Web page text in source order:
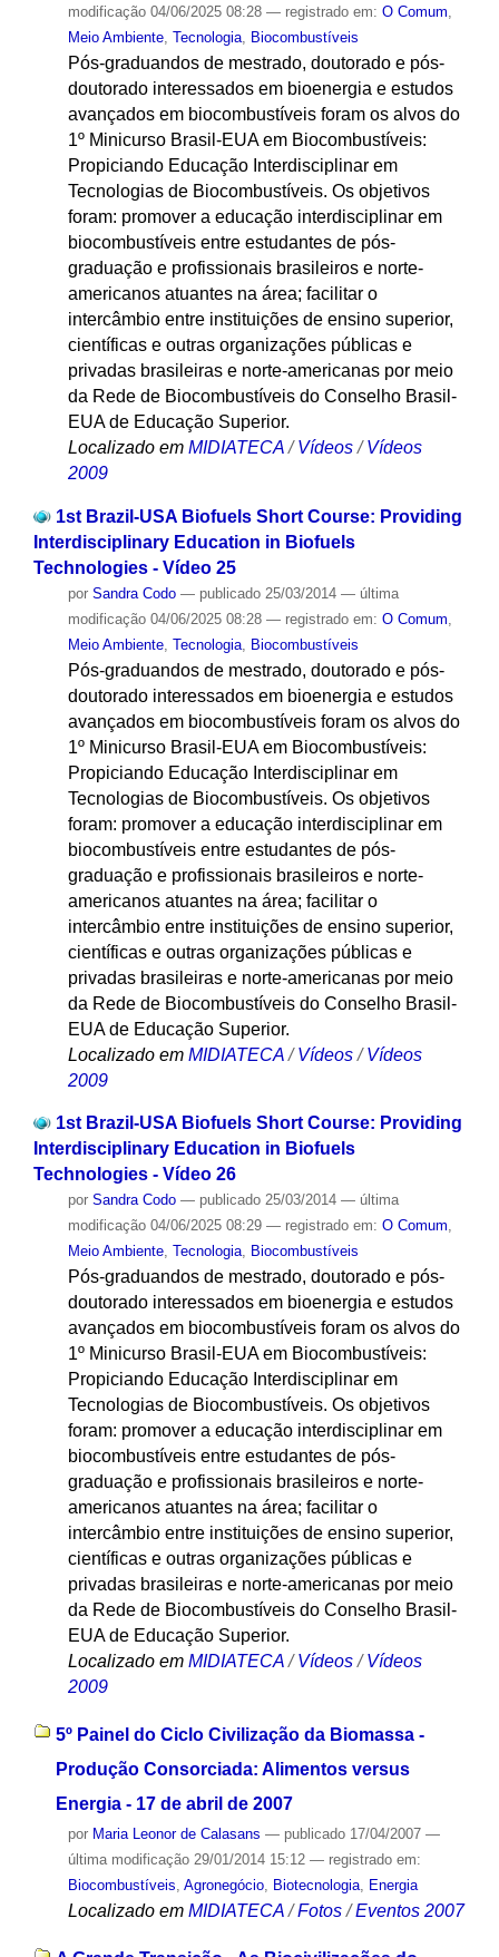
modificação04/06/2025 08:28 — registrado em: O Comum,
Meio Ambiente, Tecnologia, Biocombustíveis
Pós-graduandos de mestrado, doutorado e pós-
doutorado interessados em bioenergia e estudos
avançados em biocombustíveis foram os alvos do
1º Minicurso Brasil-EUA em Biocombustíveis:
Propiciando Educação Interdisciplinar em
Tecnologias de Biocombustíveis. Os objetivos
foram: promover a educação interdisciplinar em
biocombustíveis entre estudantes de pós-
graduação e profissionais brasileiros e norte-
americanos atuantes na área; facilitar o
intercâmbio entre instituições de ensino superior,
científicas e outras organizações públicas e
privadas brasileiras e norte-americanas por meio
da Rede de Biocombustíveis do Conselho Brasil-
EUA de Educação Superior.
Localizado em MIDIATECA /Vídeos /Vídeos
2009
1st Brazil-USA Biofuels Short Course: Providing
Interdisciplinary Education in Biofuels
Technologies - Vídeo 25
por Sandra Codo — publicado25/03/2014 — última
modificação04/06/2025 08:28 — registrado em: O Comum
Meio Ambiente, Tecnologia, Biocombustíveis
Pós-graduandos de mestrado, doutorado e pós-
doutorado interessados em bioenergia e estudos
avançados em biocombustíveis foram os alvos do
1º Minicurso Brasil-EUA em Biocombustíveis:
Propiciando Educação Interdisciplinar em
Tecnologias de Biocombustíveis. Os objetivos
foram: promover a educação interdisciplinar em
biocombustíveis entre estudantes de pós-
graduação e profissionais brasileiros e norte-
americanos atuantes na área; facilitar o
intercâmbio entre instituições de ensino superior,
científicas e outras organizações públicas e
privadas brasileiras e norte-americanas por meio
da Rede de Biocombustíveis do Conselho Brasil-
EUA de Educação Superior.
Localizado em MIDIATECA /Vídeos /Vídeos
2009
1st Brazil-USA Biofuels Short Course: Providing
Interdisciplinary Education in Biofuels
Technologies - Vídeo 26
por Sandra Codo — publicado25/03/2014 — última
modificação04/06/2025 08:29 — registrado em: O Comum,
Meio Ambiente, Tecnologia, Biocombustíveis
Pós-graduandos de mestrado, doutorado e pós-
doutorado interessados em bioenergia e estudos
avançados em biocombustíveis foram os alvos do
1º Minicurso Brasil-EUA em Biocombustíveis:
Propiciando Educação Interdisciplinar em
Tecnologias de Biocombustíveis. Os objetivos
foram: promover a educação interdisciplinar em
biocombustíveis entre estudantes de pós-
graduação e profissionais brasileiros e norte-
americanos atuantes na área; facilitar o
intercâmbio entre instituições de ensino superior,
científicas e outras organizações públicas e
privadas brasileiras e norte-americanas por meio
da Rede de Biocombustíveis do Conselho Brasil-
EUA de Educação Superior.
Localizado em MIDIATECA / Vídeos / Vídeos
2009
5º Painel do Ciclo Civilização da Biomassa -
Produção Consorciada: Alimentos versus
Energia - 17 de abril de 2007
por Maria Leonor de Calasans — publicado17/04/2007 —
última modificação29/01/2014 15:12 — registrado em:
Biocombustíveis, Agronegócio, Biotecnologia, Energia
Localizado em MIDIATECA /Fotos /Eventos 2007